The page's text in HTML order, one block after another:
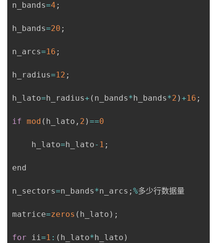
证
实
验
的
收
藏
持
建
议
n_bands=4 ;
h_bands=20 ;
n_arcs=16 ;
h_radius=12 ;
h_lato=h_radius+ ( n_bands*h_bands*2 )+16 ;
if mod ( h_lato , 2 )==0
    h_lato
=h_lato- 1 ;
end
n_sectors=n_bands*n_arcs ; %多少行数据量
matrice=zeros ( h_lato ) ;
for ii=1 : ( h_lato*h_lato )